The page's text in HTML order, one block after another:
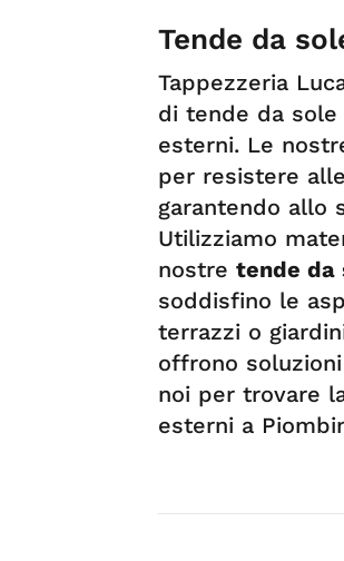
Tende da
Tappezzeria
di tende da sole
esterni. Le
per resistere
garantendo allo
Utilizziamo
nostre tende da
soddisfino le
terrazzi o
offrono
noi per trovare
esterni a